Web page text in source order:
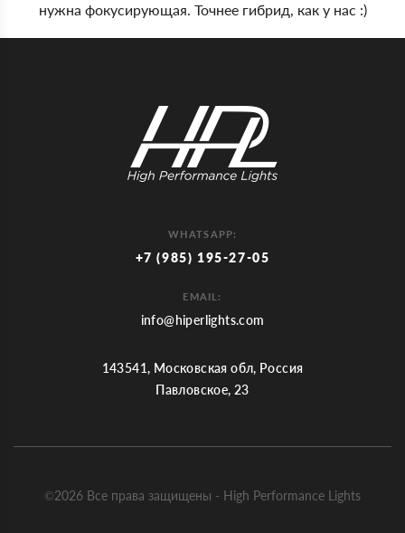
нужна фокусирующая. Точнее гибрид, как у нас :)
WHATSAPP:
+7 (985) 195-27-05
EMAIL:
info@hiperlights.com
143541, Московская обл, Россия
Павловское, 23
©2026 Все права защищены - High Performance Lights